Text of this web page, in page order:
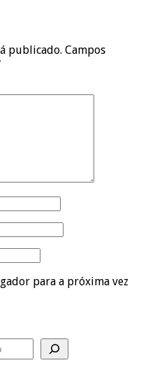
publicado. Campos
para a próxima vez